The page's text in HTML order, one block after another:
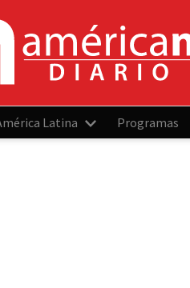
Latina Programas